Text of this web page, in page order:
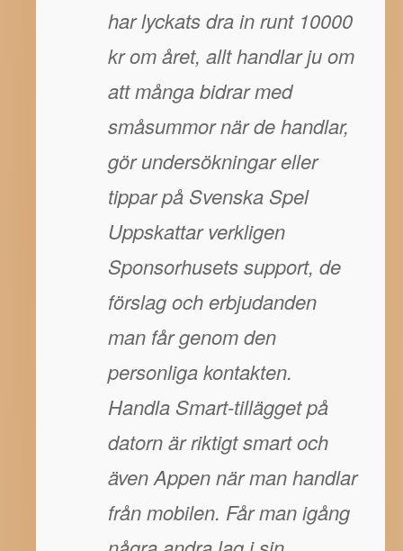
har lyckats dra in runt 10000
kr om året, allt handlar ju om
att många bidrar med
småsummor när de handlar,
gör undersökningar eller
tippar på Svenska Spel
Uppskattar verkligen
Sponsorhusets support, de
förslag och erbjudanden
man får genom den
personliga kontakten.
Handla Smart-tillägget på
datorn är riktigt smart och
även Appen när man handlar
från mobilen. Får man igång